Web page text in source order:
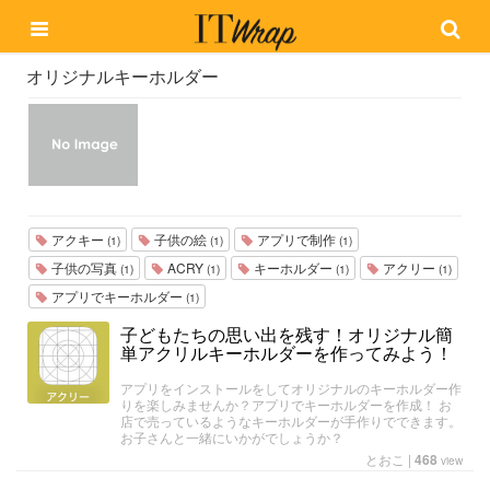
オリジナルキーホルダー
アクキー (1) 子供の絵 (1) アプリで制作 (1)
子供の写真 (1) ACRY (1) キーホルダー (1) アクリー (1)
アプリでキーホルダー (1)
子どもたちの思い出を残す！オリジナル簡
単アクリルキーホルダーを作ってみよう！
アプリをインストールをしてオリジナルのキーホルダー作
りを楽しみませんか？アプリでキーホルダーを作成！ お
店で売っているようなキーホルダーが手作りでできます。
お子さんと一緒にいかがでしょうか？
とおこ | 468 view